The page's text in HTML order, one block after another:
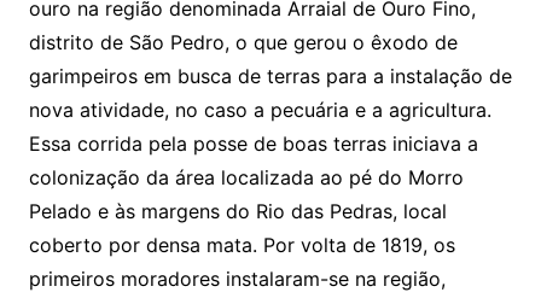
ouro na região denominada Arraial de Ouro Fino,
distrito de São Pedro, o que gerou o êxodo de
garimpeiros em busca de terras para a instalação de
nova atividade, no caso a pecuária e a agricultura.
Essa corrida pela posse de boas terras iniciava a
colonização da área localizada ao pé do Morro
Pelado e às margens do Rio das Pedras, local
coberto por densa mata. Por volta de 1819, os
primeiros moradores instalaram-se na região,